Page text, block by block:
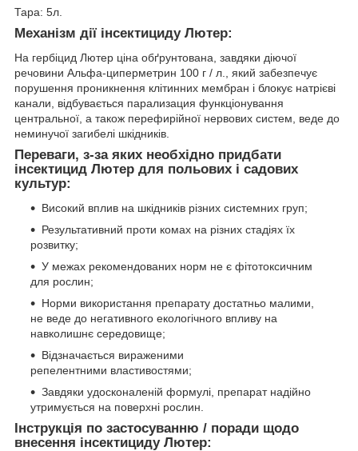
Тара: 5л.
Механізм дії інсектициду Лютер:
На гербіцид Лютер ціна обґрунтована, завдяки діючої
речовини Альфа-циперметрин 100 г / л., який забезпечує
порушення проникнення клітинних мембран і блокує натрієві
канали, відбувається парализация функціонування
центральної, а також перефирійної нервових систем, веде до
неминучої загибелі шкідників.
Переваги, з-за яких необхідно придбати
інсектицид Лютер для польових і садових
культур:
Високий вплив на шкідників різних системних груп;
Результативний проти комах на різних стадіях їх
розвитку;
У межах рекомендованих норм не є фітотоксичним
для рослин;
Норми використання препарату достатньо малими,
не веде до негативного екологічного впливу на
навколишнє середовище;
Відзначається вираженими
репелентними властивостями;
Завдяки удосконаленій формулі, препарат надійно
утримується на поверхні рослин.
Інструкція по застосуванню / поради щодо
внесення інсектициду Лютер: